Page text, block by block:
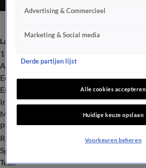
Laatste nieuws
112
Advies & Tips
Economie
Entertainment
Infrastructuur
Milieu en Gezondheid
Politiek
Royalty
Sport
Tech
Advertising & Commercieel
Marketing & Social media
Derde partijen lijst
Alle cookies accepteren
Huidige keuze opslaan
Voorkeuren beheren